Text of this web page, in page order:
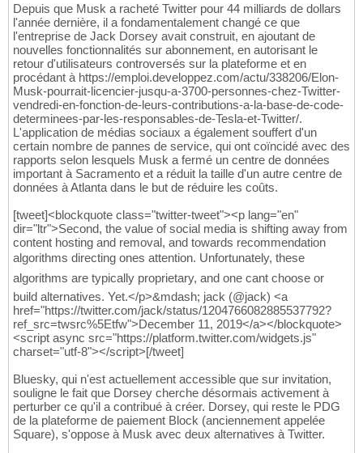
Depuis que Musk a racheté Twitter pour 44 milliards de dollars
l'année dernière, il a fondamentalement changé ce que
l'entreprise de Jack Dorsey avait construit, en ajoutant de
nouvelles fonctionnalités sur abonnement, en autorisant le
retour d'utilisateurs controversés sur la plateforme et en
procédant à https://emploi.developpez.com/actu/338206/Elon-
Musk-pourrait-licencier-jusqu-a-3700-personnes-chez-Twitter-
vendredi-en-fonction-de-leurs-contributions-a-la-base-de-code-
determinees-par-les-responsables-de-Tesla-et-Twitter/.
L'application de médias sociaux a également souffert d'un
certain nombre de pannes de service, qui ont coïncidé avec des
rapports selon lesquels Musk a fermé un centre de données
important à Sacramento et a réduit la taille d'un autre centre de
données à Atlanta dans le but de réduire les coûts.
[tweet]<blockquote class="twitter-tweet"><p lang="en"
dir="ltr">Second, the value of social media is shifting away from
content hosting and removal, and towards recommendation
algorithms directing ones attention. Unfortunately, these
algorithms are typically proprietary, and one cant choose or
build alternatives. Yet.</p>&mdash; jack (@jack) <a
href="https://twitter.com/jack/status/1204766082885537792?
ref_src=twsrc%5Etfw">December 11, 2019</a></blockquote>
<script async src="https://platform.twitter.com/widgets.js"
charset="utf-8"></script>[/tweet]
Bluesky, qui n'est actuellement accessible que sur invitation,
souligne le fait que Dorsey cherche désormais activement à
perturber ce qu'il a contribué à créer. Dorsey, qui reste le PDG
de la plateforme de paiement Block (anciennement appelée
Square), s'oppose à Musk avec deux alternatives à Twitter.